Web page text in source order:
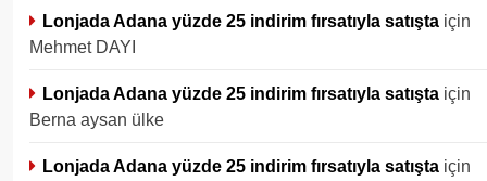
Lonjada Adana yüzde 25 indirim fırsatıyla satışta için
Mehmet DAYI
Lonjada Adana yüzde 25 indirim fırsatıyla satışta için
Berna aysan ülke
Lonjada Adana yüzde 25 indirim fırsatıyla satışta için